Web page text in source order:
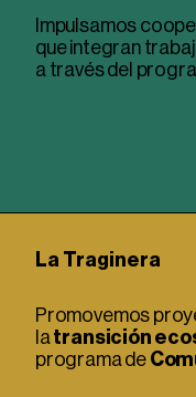
Impulsamos
que integran
a través del
La Traginera
Promovemos
latransición
programa de